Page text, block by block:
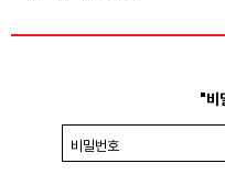
"비
비밀번호
노동상담
권리찾기수첩 검색